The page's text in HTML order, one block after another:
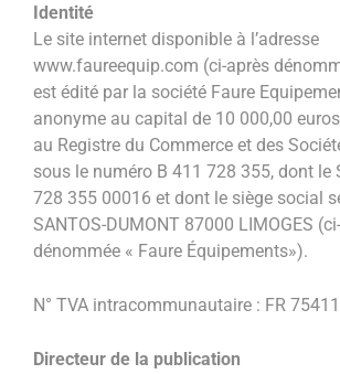
Identité
Le site internet disponible à l’adresse
www.faureequip.com (ci-après
est édité par la société Faure
anonyme au capital de 10 000,00
au Registre du Commerce et des
sous le numéro B 411 728 355, dont le
728 355 00016 et dont le siège social
SANTOS-DUMONT 87000 LIMOGES
dénommée « Faure Équipements»).
N° TVA intracommunautaire : FR
Directeur de la publication